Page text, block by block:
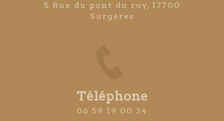
5 Rue du pont du roy, 17700
Surgères
Téléphone
06 59 19 00 34